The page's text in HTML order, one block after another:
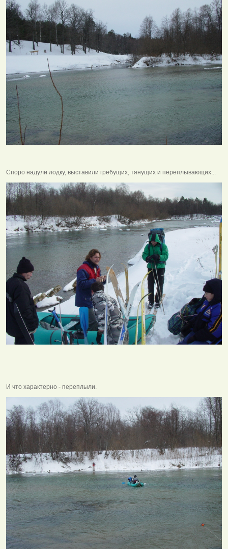
Споро надули лодку, выставили гребущих, тянущих и переплывающих...
И что характерно - переплыли.